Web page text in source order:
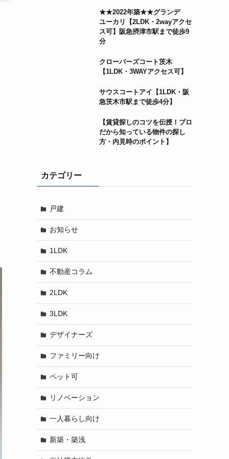
★★2022年築★★グランデ
ユーカリ【2LDK・2wayアクセ
ス可】阪急摂津市駅まで徒歩9
分
クローバーズコート茨木
【1LDK・3WAYアクセス可】
サウスコートアイ【1LDK・阪
急茨木市駅まで徒歩4分】
【賃貸探しのコツを伝授！プロ
だから知っている物件の探し
方・内見時のポイント】
カテゴリー
戸建
お知らせ
1LDK
不動産コラム
2LDK
3LDK
デザイナーズ
ファミリー向け
ペット可
リノベーション
一人暮らし向け
新築・築浅